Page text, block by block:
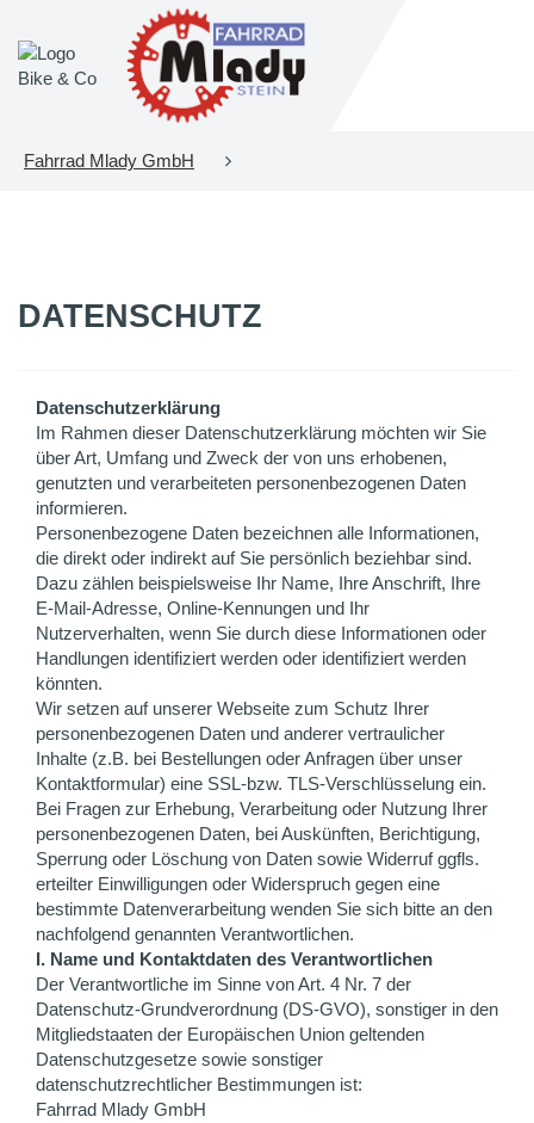
Fahrrad Mlady GmbH
DATENSCHUTZ
Datenschutzerklärung
Im Rahmen dieser Datenschutzerklärung möchten wir Sie
über Art, Umfang und Zweck der von uns erhobenen,
genutzten und verarbeiteten personenbezogenen Daten
informieren.
Personenbezogene Daten bezeichnen alle Informationen,
die direkt oder indirekt auf Sie persönlich beziehbar sind.
Dazu zählen beispielsweise Ihr Name, Ihre Anschrift, Ihre
E-Mail-Adresse, Online-Kennungen und Ihr
Nutzerverhalten, wenn Sie durch diese Informationen oder
Handlungen identifiziert werden oder identifiziert werden
könnten.
Wir setzen auf unserer Webseite zum Schutz Ihrer
personenbezogenen Daten und anderer vertraulicher
Inhalte (z.B. bei Bestellungen oder Anfragen über unser
Kontaktformular) eine SSL-bzw. TLS-Verschlüsselung ein.
Bei Fragen zur Erhebung, Verarbeitung oder Nutzung Ihrer
personenbezogenen Daten, bei Auskünften, Berichtigung,
Sperrung oder Löschung von Daten sowie Widerruf ggfls.
erteilter Einwilligungen oder Widerspruch gegen eine
bestimmte Datenverarbeitung wenden Sie sich bitte an den
nachfolgend genannten Verantwortlichen.
I. Name und Kontaktdaten des Verantwortlichen
Der Verantwortliche im Sinne von Art. 4 Nr. 7 der
Datenschutz-Grundverordnung (DS-GVO), sonstiger in den
Mitgliedstaaten der Europäischen Union geltenden
Datenschutzgesetze sowie sonstiger
datenschutzrechtlicher Bestimmungen ist:
Fahrrad Mlady GmbH